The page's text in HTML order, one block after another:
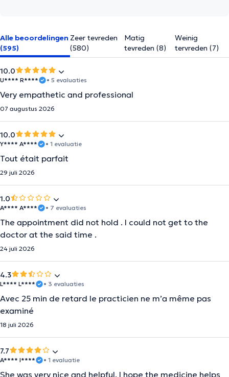
Alle beoordelingen
(595)
Zeer tevreden
(580)
Matig
tevreden (8)
Weinig
tervreden (7)
10.0
U**** R**** • 5 evaluaties
Very empathetic and professional
07 augustus 2026
10.0
Y**** A**** • 1 evaluatie
Tout était parfait
29 juli 2026
1.0
A**** A**** • 7 evaluaties
The appointment did not hold . I could not get to the
doctor at the said time .
24 juli 2026
4.3
L**** L**** • 3 evaluaties
Avec 25 min de retard le practicien ne m’a même pas
examiné
18 juli 2026
7.7
A**** I**** • 1 evaluatie
She was very nice and helpful. I hope the medicine helps